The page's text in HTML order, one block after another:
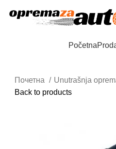
Početna
Почетна Unutrašnja
Back to products